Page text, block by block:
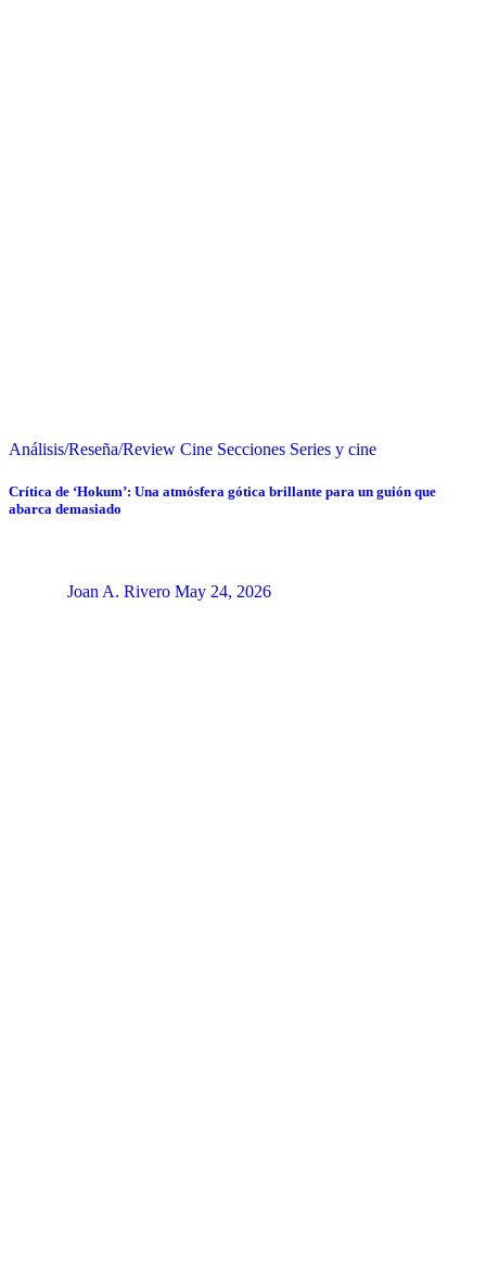
Análisis/Reseña/Review Cine Secciones Series y cine
Crítica de ‘Hokum’: Una atmósfera gótica brillante para un guión que
abarca demasiado
Joan A. Rivero May 24, 2026